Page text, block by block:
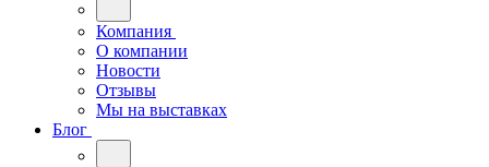
Компания
О компании
Новости
Отзывы
Мы на выставках
Блог